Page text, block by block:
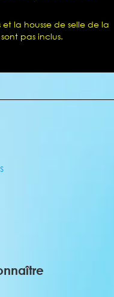
et la housse de selle de la
pas inclus.